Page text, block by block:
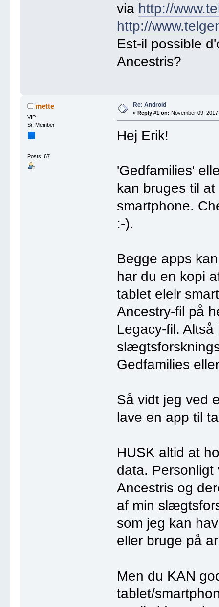
via http://
http://
Est-il possible
Ancestris?
mette
VIP
Sr. Member
Posts: 67
Re: Android
« Reply #1 on: November 09,
Hej Erik!
'Gedfamilies'
kan bruges til
smartphone.
:-).
Begge apps
har du en kopi
tablet elelr
Ancestry-fil på
Legacy-fil.
Gedfamilies
Så vidt jeg ved
lave en app til
HUSK altid at
data.
Ancestris og
af min
som jeg kan
eller bruge på
Men du KAN
tablet/